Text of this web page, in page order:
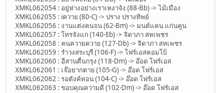
XMKL062054 : อยู่ห่างอย่างเราเหงาจัง (88-Bb) -> ไม้เมือง
XMKL062055 : iควาย (80-C) -> ปราง ปรางทิพย์
XMKL062056 : งานแต่งคนจน (62-Bm) -> มนต์แคน แก่นคูน
XMKL062057 : โทรจังแก (140-Eb) -> จิดาภา สหเพชร
XMKL062058 : คนควายควาย (127-Db) -> จิดาภา สหเพชร
XMKL062059 : รำวงสระบุรี (106-F) -> โฟร์เอสคอมโบ้
XMKL062060 : อีสานตื่นกรุง (118-Dm) -> อ๊อด โฟร์เอส
XMKL062061 : เจ๊อยากตาย (105-G) -> อ๊อด โฟร์เอส
XMKL062062 : รอตังค์ทอน (104-C) -> อ๊อด โฟร์เอส
XMKL062063 : ขอบคุณความดี (102-Dm) -> อ๊อด โฟร์เอส